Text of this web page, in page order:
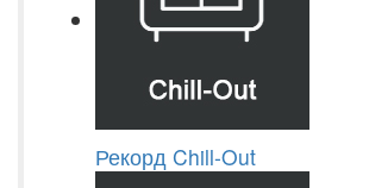
Рекорд Chill-Out